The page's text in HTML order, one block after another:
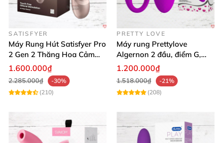
SATISFYER
Máy Rung Hút Satisfyer Pro
2 Gen 2 Thăng Hoa Cảm
Xúc Nhanh
1.600.000₫
2.285.000₫
-30%
(210)
PRETTY LOVE
Máy rung Prettylove
Algernon 2 đầu, điểm G,
cao cấp không dây
1.200.000₫
1.518.000₫
-21%
(208)